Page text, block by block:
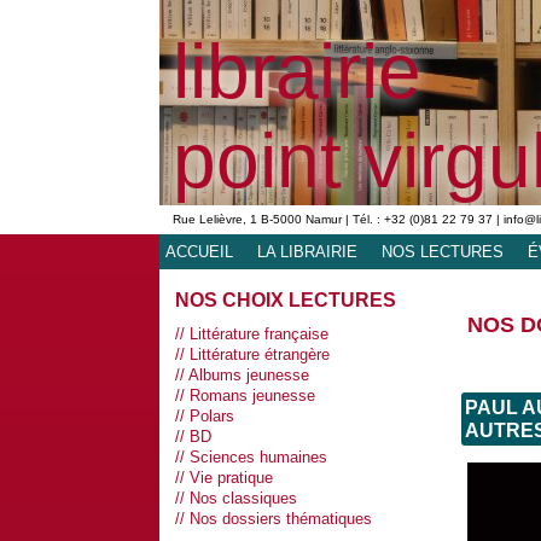
librairie
point
Rue Lelièvre, 1 B-5000 Namur | Tél. : +32 (0)81 22 79 37 |
ACCUEIL LA LIBRAIRIE NOS LECTURES
NOS CHOIX LECTURES
Littérature française
Littérature étrangère
Albums jeunesse
Romans jeunesse
Polars
BD
Sciences humaines
Vie pratique
Nos classiques
Nos dossiers thématiques
NOS
PAUL